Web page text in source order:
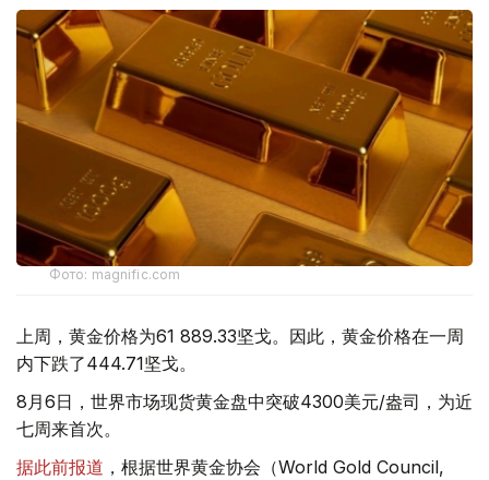
Фото: magnific.com
上周，黄金价格为61 889.33坚戈。因此，黄金价格在一周
内下跌了444.71坚戈。
8月6日，世界市场现货黄金盘中突破4300美元/盎司，为近
七周来首次。
据此前报道 ，根据世界黄金协会（World Gold Council,